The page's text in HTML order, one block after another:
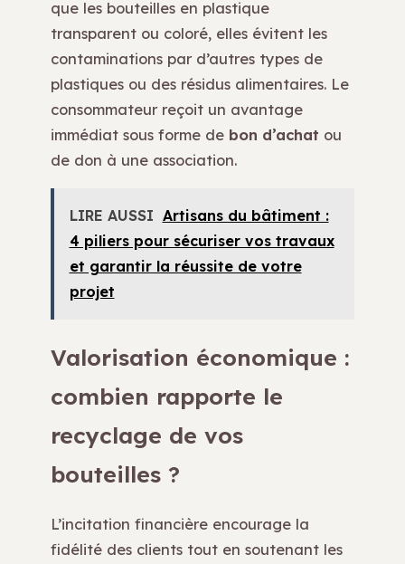
que les bouteilles en plastique
transparent ou coloré, elles évitent les
contaminations par d’autres types de
plastiques ou des résidus alimentaires. Le
consommateur reçoit un avantage
immédiat sous forme de bon d’achat ou
de don à une association.
LIRE AUSSI Artisans du bâtiment :
4 piliers pour sécuriser vos travaux
et garantir la réussite de votre
projet
Valorisation économique :
combien rapporte le
recyclage de vos
bouteilles ?
L’incitation financière encourage la
fidélité des clients tout en soutenant les